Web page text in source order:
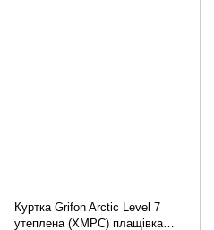
Куртка Grifon Arctic Level 7
утеплена (ХМРС) плащівка